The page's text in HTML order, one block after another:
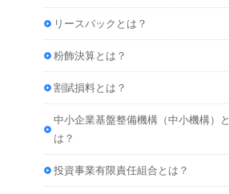
リースバックとは？
粉飾決算とは？
割賦損料とは？
中小企業基盤整備機構（中小機構）と
は？
投資事業有限責任組合とは？